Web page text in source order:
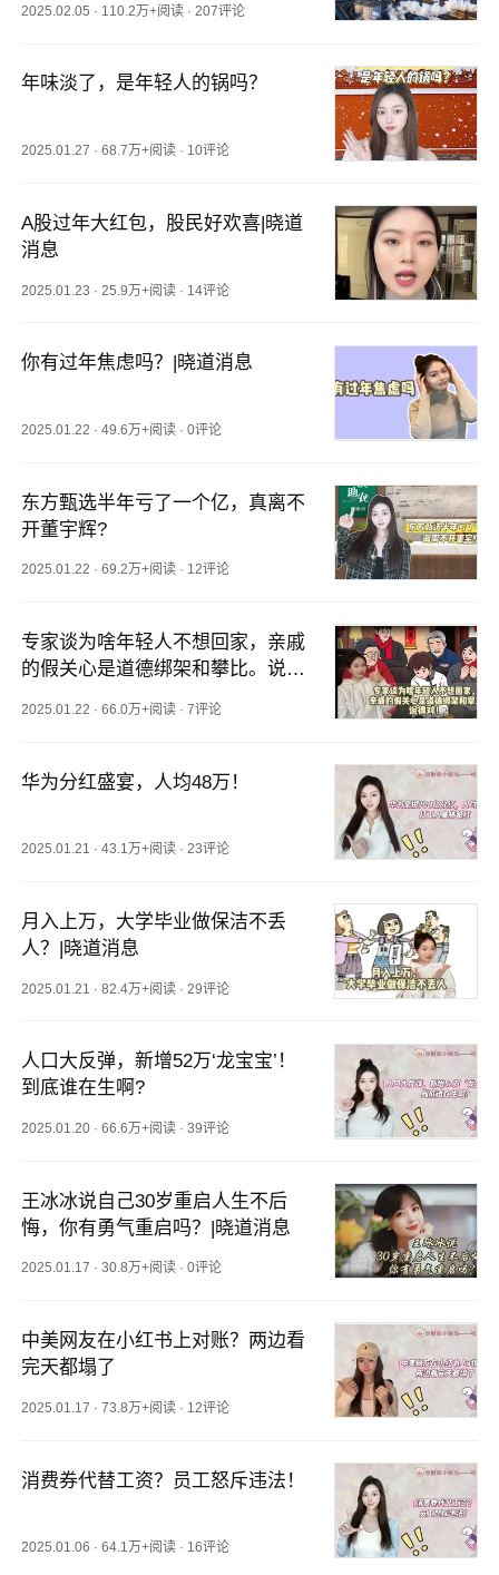
2025.02.05 · 110.2万+阅读 · 207评论
年味淡了，是年轻人的锅吗？
2025.01.27 ·68.7万+阅读 · 10评论
A股过年大红包，股民好欢喜|晓道
消息
2025.01.23 · 25.9万+阅读 · 14评论
你有过年焦虑吗？|晓道消息
2025.01.22 ·49.6万+阅读 ·0评论
东方甄选半年亏了一个亿，真离不
开董宇辉?
2025.01.22 ·69.2万+阅读 · 12评论
专家谈为啥年轻人不想回家，亲戚
的假关心是道德绑架和攀比。说得
2025.01.22 ·66.0万+阅读 ·7评论
华为分红盛宴，人均48万！
2025.01.21 ·43.1万+阅读 ·23评论
月入上万，大学毕业做保洁不丢
人？|晓道消息
2025.01.21 ·82.4万+阅读 · 29评论
人口大反弹，新增52万‘龙宝宝’！
到底谁在生啊?
2025.01.20 ·66.6万+阅读 ·39评论
王冰冰说自己30岁重启人生不后
悔，你有勇气重启吗？|晓道消息
2025.01.17 ·30.8万+阅读 ·0评论
中美网友在小红书上对账？两边看
完天都塌了
2025.01.17 ·73.8万+阅读 · 12评论
消费券代替工资？员工怒斥违法！
2025.01.06 ·64.1万+阅读 · 16评论